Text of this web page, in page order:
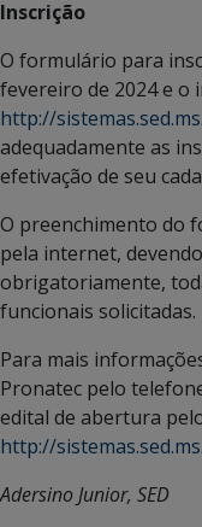
Inscrição
O formulário para
fevereiro de 2024 e o
http://
adequadamente as
efetivação de seu
O preenchimento do
pela internet,
obrigatoriamente,
funcionais solicitadas.
Para mais
Pronatec pelo
edital de abertura
http://
Adersino Junior, SED